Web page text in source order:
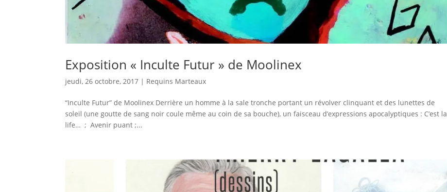
Exposition « Inculte Futur » de Moolinex
jeudi, 26 octobre, 2017 | Requins Marteaux
“Inculte Futur” de Moolinex Derrière un homme à la sale tronche portant un révolver clinquant et des lunettes de
soleil (une goutte de sang noir coule même au coin de sa bouche), un faisceau d’expressions apocalyptiques : C’est la
life… ; Avenir puant ;...